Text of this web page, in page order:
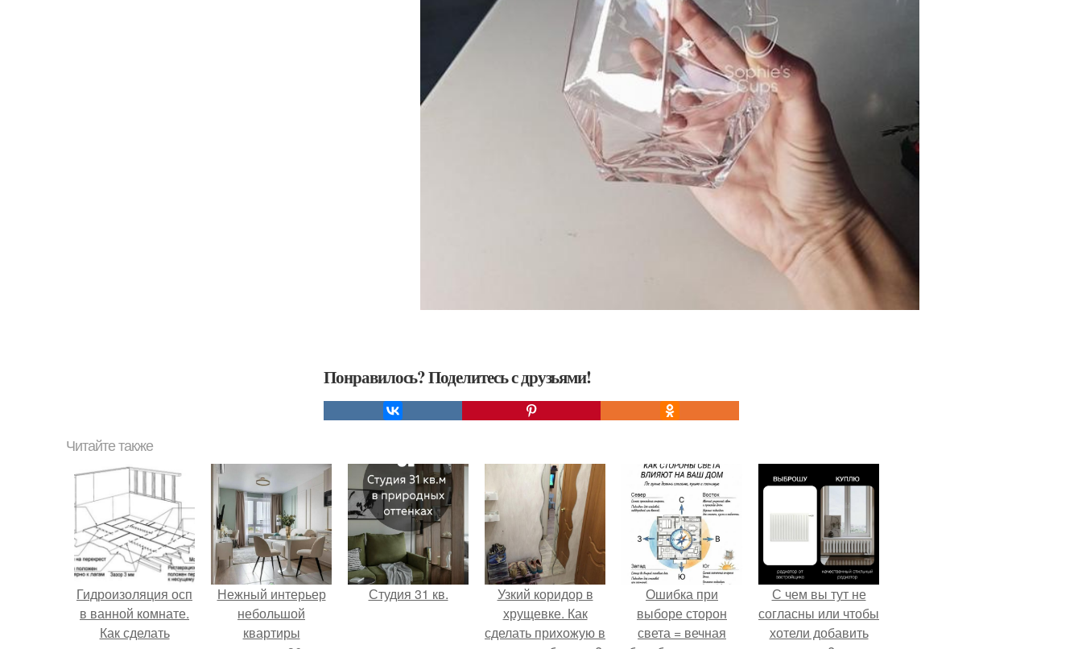
Понравилось? Поделитесь с друзьями!
Читайте также
Гидроизоляция осп
в ванной комнате.
Как сделать
Нежный интерьер
небольшой
квартиры
Студия 31 кв.
Узкий коридор в
хрущевке. Как
сделать прихожую в
Ошибка при
выборе сторон
света = вечная
С чем вы тут не
согласны или чтобы
хотели добавить